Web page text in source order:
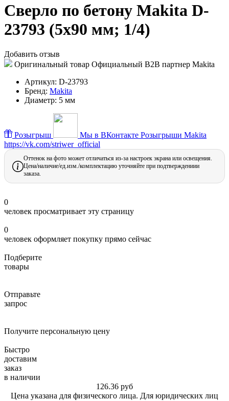
Сверло по бетону Makita D-
23793 (5х90 мм; 1/4)
Добавить отзыв
Оригинальный товар Официальный B2B партнер Makita
Артикул: D-23793
Бренд: Makita
Диаметр: 5 мм
Розыгрыш Мы в ВКонтакте Розыгрыши Makita
https://vk.com/striwer_official
Оттенок на фото может отличаться из-за настроек экрана или освещения.
Цена/наличие/ед.изм./комплектацию уточняйте при подтверждениии
заказа.
0
человек просматривает эту страницу
0
человек оформляет покупку прямо сейчас
Подберите
товары
Отправьте
запрос
Получите персональную цену
Быстро
доставим
заказ
в наличии
126.36 руб
Цена указана для физического лица. Для юридических лиц